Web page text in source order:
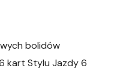
bolidów
kart Stylu Jazdy 6